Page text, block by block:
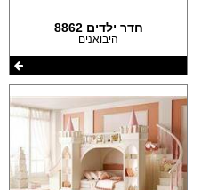
חדר ילדים 8862
היבואנים